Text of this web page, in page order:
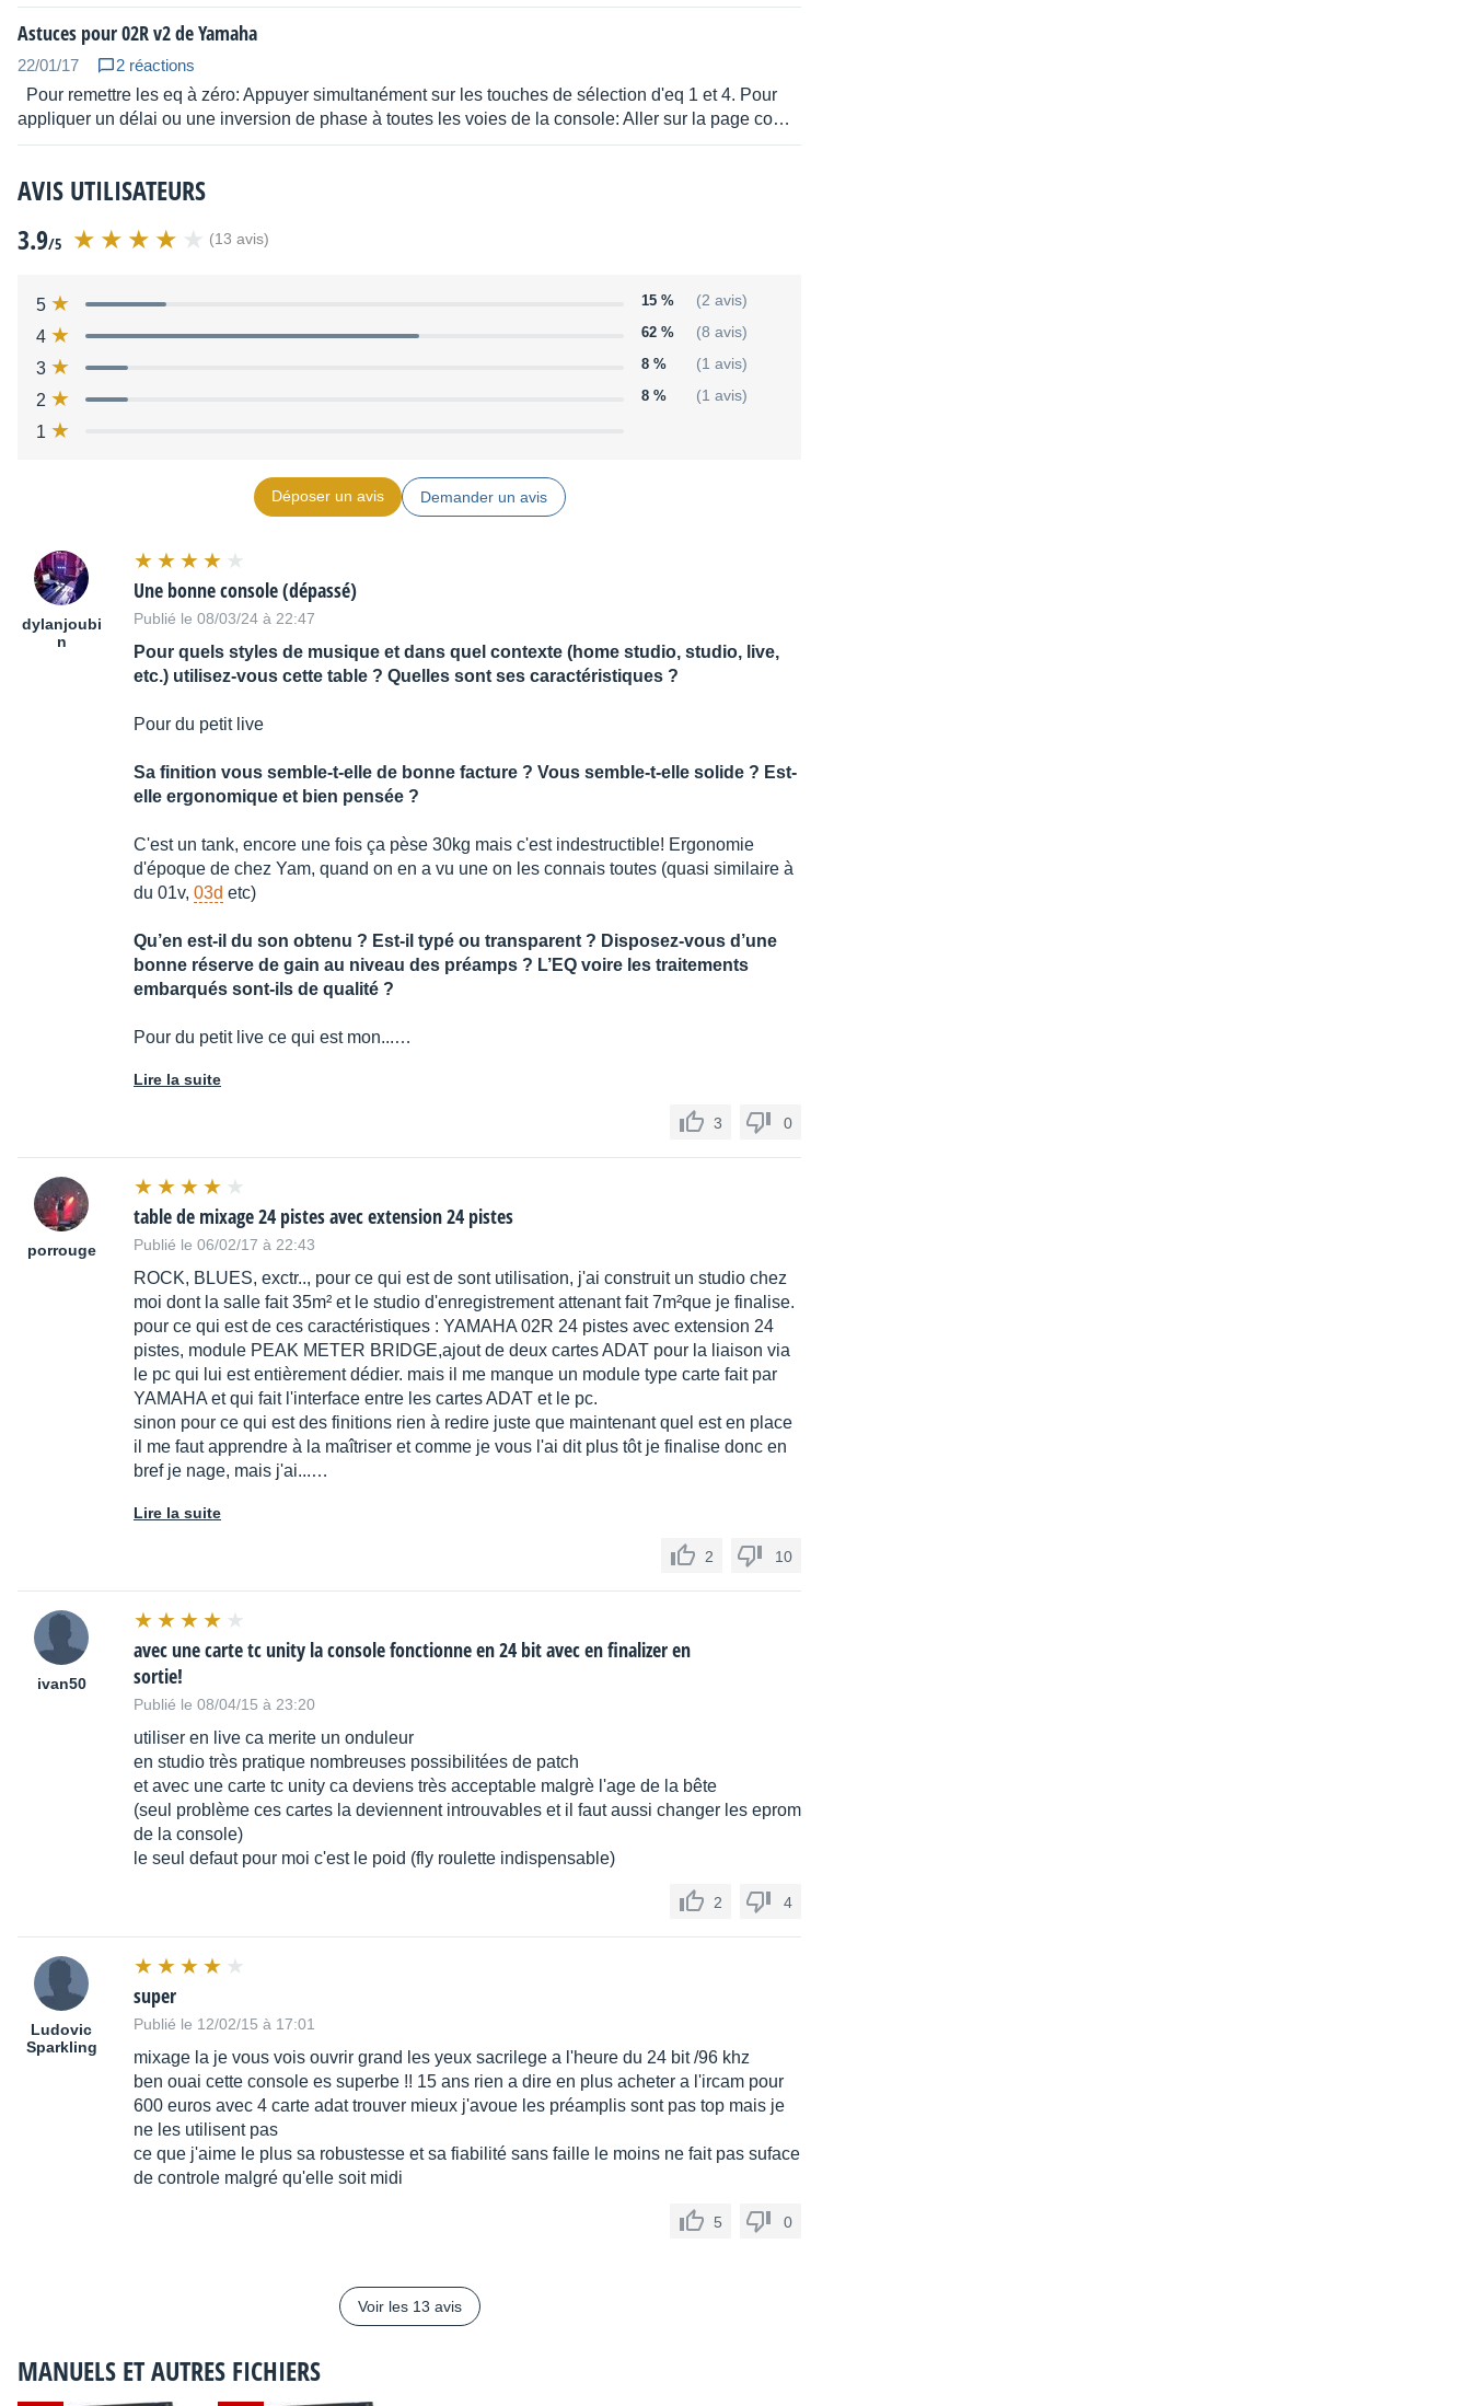
Crosstalk@1kHz 70dB adjacent input channels, 70dB input to input
A/D Conversion
D/A Conversion
20 bits linear 8 times oversampling (ST OUT, C-R MONI OUT), 18 bits
processing
Sampling
Frequency
Internal- 44.1/48 kHz, External-32 kHz (-6%)~48kHz (+6%)
-18dB(0.5dB step), Q:0.1~10(41point) -- 4 stages, type:shelving/filter --
100 mm Motor Fader x21
Scene (Total
Recall)
96
Ch Library
Library
Effect Library 128 (40 preset)
Auto mix 16 (0.5MB)
Display 320 x 240 pixel backlit LCD panel
Weight 30 kg
Distribué par Yamaha Music Europe
Astuces pour 02R v2 de Yamaha
22/01/17
2 réactions
Pour remettre les eq à zéro: Appuyer simultanément sur les touches de sélection d'eq 1 et 4. Pour
appliquer un délai ou une inversion de phase à toutes les voies de la console: Aller sur la page co…
AVIS UTILISATEURS
3.9/5 (13 avis)
5 15 % (2 avis)
4 62 % (8 avis)
3 8 % (1 avis)
2 8 % (1 avis)
1
Déposer un avis Demander un avis
dylanjoubi
n
Une bonne console (dépassé)
Publié le 08/03/24 à 22:47
Pour quels styles de musique et dans quel contexte (home studio, studio, live,
etc.) utilisez-vous cette table ? Quelles sont ses caractéristiques ?
Pour du petit live
Sa finition vous semble-t-elle de bonne facture ? Vous semble-t-elle solide ? Est-
elle ergonomique et bien pensée ?
C'est un tank, encore une fois ça pèse 30kg mais c'est indestructible! Ergonomie
d'époque de chez Yam, quand on en a vu une on les connais toutes (quasi similaire à
du 01v, 03d etc)
Qu’en est-il du son obtenu ? Est-il typé ou transparent ? Disposez-vous d’une
bonne réserve de gain au niveau des préamps ? L’EQ voire les traitements
embarqués sont-ils de qualité ?
Pour du petit live ce qui est mon...…
Lire la suite
3 0
porrouge
table de mixage 24 pistes avec extension 24 pistes
Publié le 06/02/17 à 22:43
ROCK, BLUES, exctr.., pour ce qui est de sont utilisation, j'ai construit un studio chez
moi dont la salle fait 35m² et le studio d'enregistrement attenant fait 7m²que je finalise.
pour ce qui est de ces caractéristiques : YAMAHA 02R 24 pistes avec extension 24
pistes, module PEAK METER BRIDGE,ajout de deux cartes ADAT pour la liaison via
le pc qui lui est entièrement dédier. mais il me manque un module type carte fait par
YAMAHA et qui fait l'interface entre les cartes ADAT et le pc.
sinon pour ce qui est des finitions rien à redire juste que maintenant quel est en place
il me faut apprendre à la maîtriser et comme je vous l'ai dit plus tôt je finalise donc en
bref je nage, mais j'ai...…
Lire la suite
2 10
ivan50
avec une carte tc unity la console fonctionne en 24 bit avec en finalizer en
sortie!
Publié le 08/04/15 à 23:20
utiliser en live ca merite un onduleur
en studio très pratique nombreuses possibilitées de patch
et avec une carte tc unity ca deviens très acceptable malgrè l'age de la bête
(seul problème ces cartes la deviennent introuvables et il faut aussi changer les eprom
de la console)
le seul defaut pour moi c'est le poid (fly roulette indispensable)
2 4
Ludovic
Sparkling
super
Publié le 12/02/15 à 17:01
mixage la je vous vois ouvrir grand les yeux sacrilege a l'heure du 24 bit /96 khz
ben ouai cette console es superbe !! 15 ans rien a dire en plus acheter a l'ircam pour
600 euros avec 4 carte adat trouver mieux j'avoue les préamplis sont pas top mais je
ne les utilisent pas
ce que j'aime le plus sa robustesse et sa fiabilité sans faille le moins ne fait pas suface
de controle malgré qu'elle soit midi
5 0
Voir les 13 avis
MANUELS ET AUTRES FICHIERS